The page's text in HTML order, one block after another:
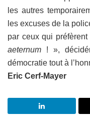
les autres
les excuses de la
par ceux qui
aeternum ! »,
démocratie tout à
Eric Cerf-Mayer